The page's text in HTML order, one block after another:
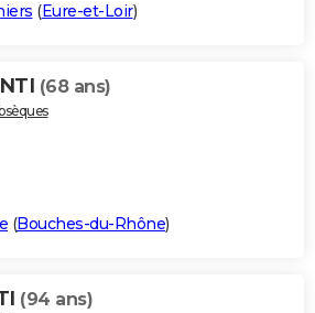
(Eure-et-Loir)
(68 ans)
(Bouches-du-Rhône)
(94 ans)